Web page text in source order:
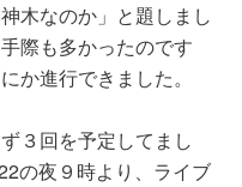
木なのか」と題しまし
際も多かったのです
か進行できました。
３回を予定してまし
の夜９時より、ライブ